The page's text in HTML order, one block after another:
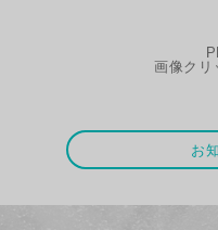
画像クリ
お